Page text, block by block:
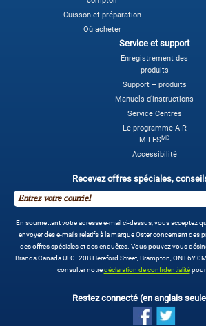
Cuisson et préparation
Où acheter
Service et support
Enregistrement des
produits
Support – produits
Manuels d’instructions
Service Centres
Le programme AIR
MILESMD
Accessibilité
Recevez offres spéciales,
En soumettant votre adresse e-mail ci-dessus, vous acceptez
envoyer des e-mails relatifs à la marque Oster concernant des
des offres spéciales et des enquêtes. Vous pouvez vous
Brands Canada ULC. 20B Hereford Street, Brampton, ON L6Y
consulter notre déclaration de confidentialité pour
Restez connecté (en anglais